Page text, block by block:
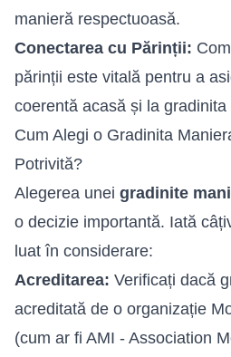
manieră respectuoasă.
Conectarea cu Părinții:
părinții este vitală pentru a
coerentă acasă și la gradinita
Cum Alegi o Gradinita
Potrivită?
Alegerea unei gradinite
o decizie importantă. Iată
luat în considerare:
Acreditarea: Verificați dacă
acreditată de o organizație
(cum ar fi AMI - Association